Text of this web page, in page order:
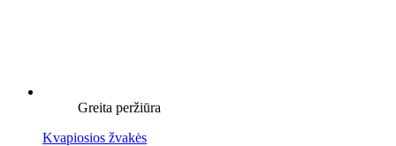
Greita peržiūra
Kvapiosios žvakės